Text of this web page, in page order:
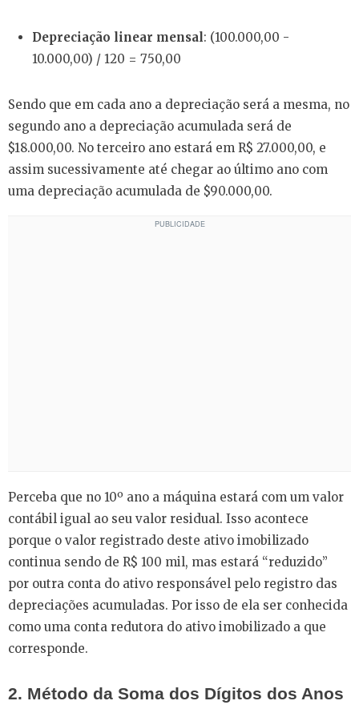
Depreciação linear mensal : (100.000,00 -
10.000,00) / 120 = 750,00
Sendo que em cada ano a depreciação será a mesma, no
segundo ano a depreciação acumulada será de
$18.000,00. No terceiro ano estará em R$ 27.000,00, e
assim sucessivamente até chegar ao último ano com
uma depreciação acumulada de $90.000,00.
Perceba que no 10º ano a máquina estará com um valor
contábil igual ao seu valor residual. Isso acontece
porque o valor registrado deste ativo imobilizado
continua sendo de R$ 100 mil, mas estará “reduzido”
por outra conta do ativo responsável pelo registro das
depreciações acumuladas. Por isso de ela ser conhecida
como uma conta redutora do ativo imobilizado a que
corresponde.
2. Método da Soma dos Dígitos dos Anos